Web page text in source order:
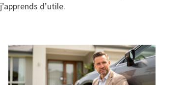
j’apprends d’utile.